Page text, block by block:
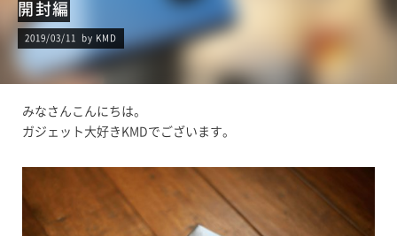
開封編
2019/03/11 by KMD
みなさんこんにちは。
ガジェット大好きKMDでございます。